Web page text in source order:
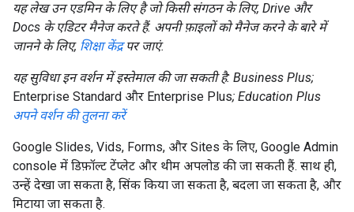
यह लेख उन एडमिन के लिए है जो किसी संगठन के लिए, Drive और
Docs के एडिटर मैनेज करते हैं. अपनी फ़ाइलों को मैनेज करने के बारे में
जानने के लिए, शिक्षा केंद्रपर जाएं.
यह सुविधा इन वर्शन में इस्तेमाल की जा सकती है: Business Plus;
Enterprise Standard और Enterprise Plus; Education Plus
अपने वर्शन की तुलना करें
Google Slides, Vids, Forms, और Sites के लिए, Google Admin
console में डिफ़ॉल्ट टेंप्लेट और थीम अपलोड की जा सकती हैं. साथ ही,
उन्हें देखा जा सकता है, सिंक किया जा सकता है, बदला जा सकता है, और
मिटाया जा सकता है.